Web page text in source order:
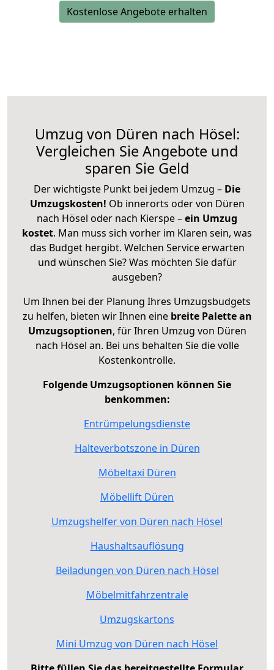
Kostenlose Angebote erhalten
Umzug von Düren nach Hösel:
Vergleichen Sie Angebote und
sparen Sie Geld
Der wichtigste Punkt bei jedem Umzug – Die
Umzugskosten! Ob innerorts oder von Düren
nach Hösel oder nach Kierspe –ein Umzug
kostet. Man muss sich vorher im Klaren sein, was
das Budget hergibt. Welchen Service erwarten
und wünschen Sie? Was möchten Sie dafür
ausgeben?
Um Ihnen bei der Planung Ihres Umzugsbudgets
zu helfen, bieten wir Ihnen eine breite Palette an
Umzugsoptionen, für Ihren Umzug von Düren
nach Hösel an. Bei uns behalten Sie die volle
Kostenkontrolle.
Folgende Umzugsoptionen können Sie
benkommen:
Entrümpelungsdienste
Halteverbotszone in Düren
Möbeltaxi Düren
Möbellift Düren
Umzugshelfer von Düren nach Hösel
Haushaltsauflösung
Beiladungen von Düren nach Hösel
Möbelmitfahrzentrale
Umzugskartons
Mini Umzug von Düren nach Hösel